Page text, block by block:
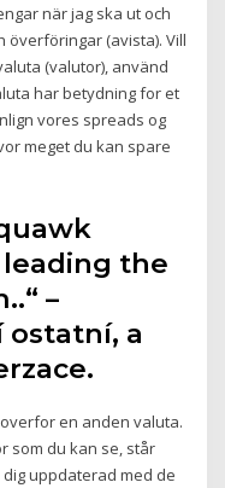
när jag ska ut och
överföringar (avista). Vill
(valutor), använd
har betydning for et
vores spreads og
meget du kan spare
the
–
ostatní, a
en anden valuta.
som du kan se, står
uppdaterad med de